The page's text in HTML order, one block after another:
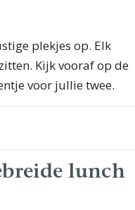
plekjes op. Elk
Kijk vooraf op de
voor jullie twee.
lunch